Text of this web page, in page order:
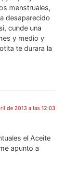
menstruales,
desaparecido
cunde una
y medio y
te durara la
de 2013 a las 12:03
el Aceite
apunto a